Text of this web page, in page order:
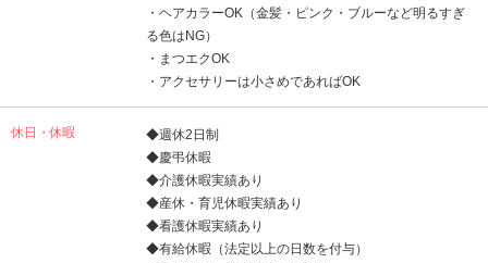
・ヘアカラーOK（金髪・ピンク・ブルーなど明るすぎ
る色はNG）
・まつエクOK
・アクセサリーは小さめであればOK
休日・休暇
◆週休2日制
◆慶弔休暇
◆介護休暇実績あり
◆産休・育児休暇実績あり
◆看護休暇実績あり
◆有給休暇（法定以上の日数を付与）